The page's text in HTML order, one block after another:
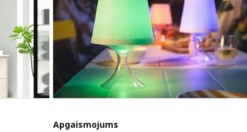
Apgaismojums